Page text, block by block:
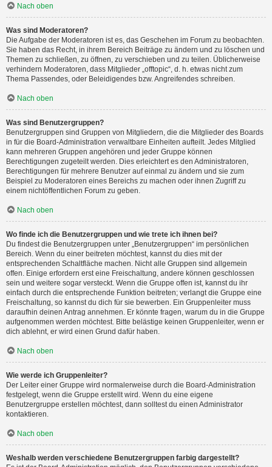
Nach oben
Was sind Moderatoren?
Die Aufgabe der Moderatoren ist es, das Geschehen im Forum zu beobachten.
Sie haben das Recht, in ihrem Bereich Beiträge zu ändern und zu löschen und
Themen zu schließen, zu öffnen, zu verschieben und zu teilen. Üblicherweise
verhindern Moderatoren, dass Mitglieder „offtopic“, d. h. etwas nicht zum
Thema Passendes, oder Beleidigendes bzw. Angreifendes schreiben.
Nach oben
Was sind Benutzergruppen?
Benutzergruppen sind Gruppen von Mitgliedern, die die Mitglieder des Boards
in für die Board-Administration verwaltbare Einheiten aufteilt. Jedes Mitglied
kann mehreren Gruppen angehören und jeder Gruppe können
Berechtigungen zugeteilt werden. Dies erleichtert es den Administratoren,
Berechtigungen für mehrere Benutzer auf einmal zu ändern und sie zum
Beispiel zu Moderatoren eines Bereichs zu machen oder ihnen Zugriff zu
einem nichtöffentlichen Forum zu geben.
Nach oben
Wo finde ich die Benutzergruppen und wie trete ich ihnen bei?
Du findest die Benutzergruppen unter „Benutzergruppen“ im persönlichen
Bereich. Wenn du einer beitreten möchtest, kannst du dies mit der
entsprechenden Schaltfläche machen. Nicht alle Gruppen sind allgemein
offen. Einige erfordern erst eine Freischaltung, andere können geschlossen
sein und weitere sogar versteckt. Wenn die Gruppe offen ist, kannst du ihr
einfach durch die entsprechende Funktion beitreten; verlangt die Gruppe eine
Freischaltung, so kannst du dich für sie bewerben. Ein Gruppenleiter muss
daraufhin deinen Antrag annehmen. Er könnte fragen, warum du in die Gruppe
aufgenommen werden möchtest. Bitte belästige keinen Gruppenleiter, wenn er
dich ablehnt, er wird einen Grund dafür haben.
Nach oben
Wie werde ich Gruppenleiter?
Der Leiter einer Gruppe wird normalerweise durch die Board-Administration
festgelegt, wenn die Gruppe erstellt wird. Wenn du eine eigene
Benutzergruppe erstellen möchtest, dann solltest du einen Administrator
kontaktieren.
Nach oben
Weshalb werden verschiedene Benutzergruppen farbig dargestellt?